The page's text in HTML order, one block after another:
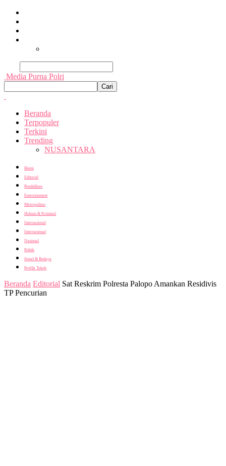
Media Purna Polri
Beranda
Terpopuler
Terkini
Trending
NUSANTARA
Bisnis
Editorial
Pendidikan
Entertainment
Metropolitan
Hukum & Kriminal
Internasional
Internasional
Nasional
Politik
Sosial & Budaya
Profile Tokoh
Beranda Editorial Sat Reskrim Polresta Palopo Amankan Residivis
TP Pencurian